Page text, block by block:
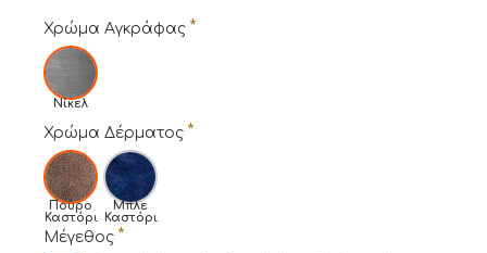
Χρώμα Αγκράφας
Νίκελ
Χρώμα Δέρματος
Πούρο
Καστόρι
Μπλε
Καστόρι
Μέγεθος